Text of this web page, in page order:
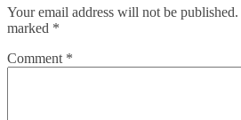
Your email address will not be published.
marked *
Comment *